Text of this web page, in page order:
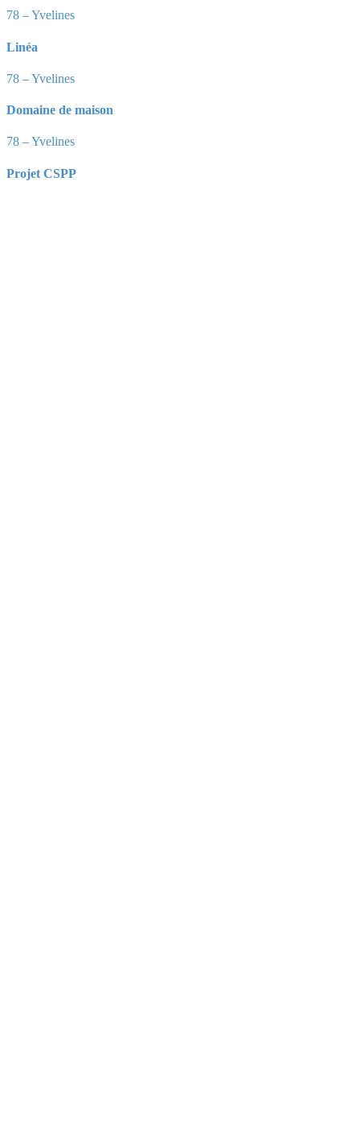
78 – Yvelines
Linéa
78 – Yvelines
Domaine de maison
78 – Yvelines
Projet CSPP